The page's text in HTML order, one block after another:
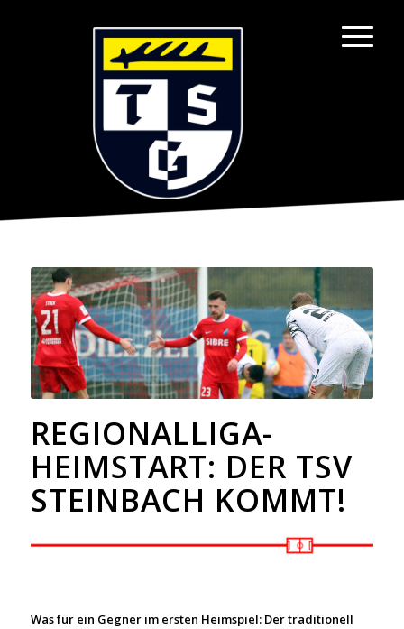
REGIONALLIGA-
HEIMSTART: DER TSV
STEINBACH KOMMT!
Was für ein Gegner im ersten Heimspiel: Der traditionell